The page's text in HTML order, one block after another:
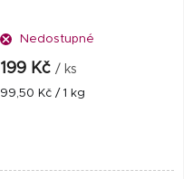
Nedostupné
199 Kč / ks
Měrná
99,50 Kč / 1 kg